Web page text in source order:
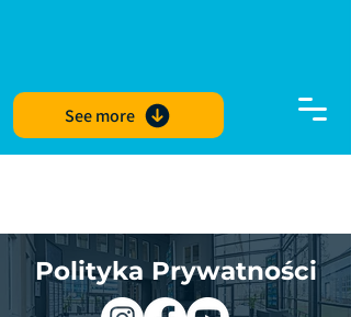
See more
Polityka Prywatności